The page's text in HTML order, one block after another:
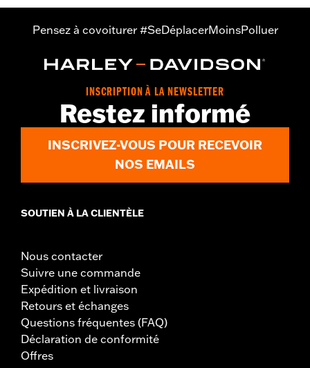
Pensez à covoiturer #SeDéplacerMoinsPolluer
INSCRIPTION À LA NEWSLETTER
Restez informé
INSCRIVEZ-VOUS POUR RECEVOIR
NOS EMAILS
SOUTIEN À LA CLIENTÈLE
Nous contacter
Suivre une commande
Expédition et livraison
Retours et échanges
Questions fréquentes (FAQ)
Déclaration de conformité
Offres